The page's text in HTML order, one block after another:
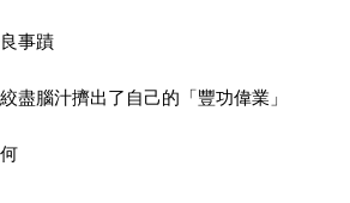
事蹟
盡腦汁擠出了自己的「豐功偉業」